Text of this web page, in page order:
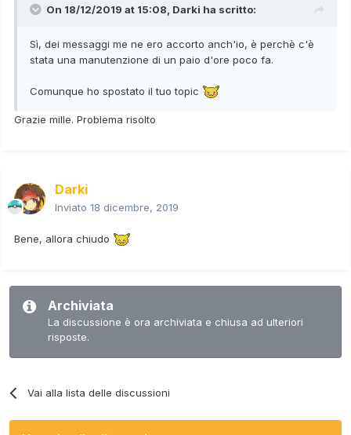
On 18/12/2019 at 15:08, Darki ha scritto:
Sì, dei messaggi me ne ero accorto anch'io, è perchè c'è
stata una manutenzione di un paio d'ore poco fa.
Comunque ho spostato il tuo topic
Grazie mille. Problema risolto
Darki
Inviato 18 dicembre, 2019
Bene, allora chiudo
Archiviata
La discussione è ora archiviata e chiusa ad ulteriori
risposte.
Vai alla lista delle discussioni